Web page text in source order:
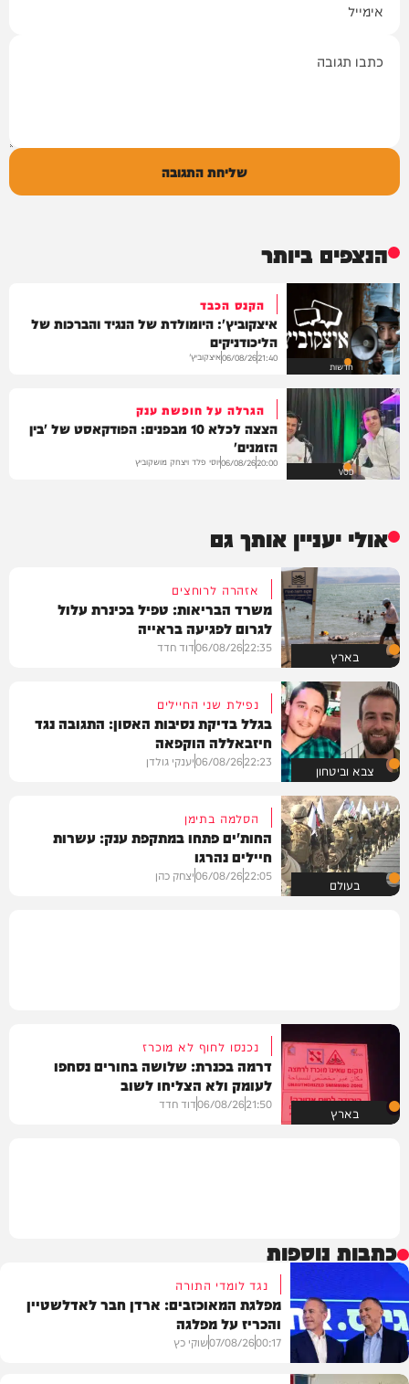
שליחת התגובה
הנצפים ביותר
חדשות
הקנס הכבד
איצקוביץ': היומולדת של הנגיד והברכות של
הליכודניקים
21:40
06/08/26איצקוביץ'
VOD
הגרלה על חופשת ענק
הצצה לכלא 10 מבפנים: הפודקאסט של 'בין
הזמנים'
20:00
06/08/26יוסי פלד ויצחק מושקוביץ
אולי יעניין אותך גם
בארץ
אזהרה לרוחצים
משרד הבריאות: טפיל בכינרת עלול
לגרום לפגיעה בראייה
22:35
06/08/26דוד חדד
צבא וביטחון
נפילת שני החיילים
בגלל בדיקת נסיבות האסון: התגובה נגד
חיזבאללה הוקפאה
22:23
06/08/26יענקי גולדן
בעולם
הסלמה בתימן
החות'ים פתחו במתקפת ענק: עשרות
חיילים נהרגו
22:05
06/08/26יצחק כהן
בארץ
נכנסו לחוף לא מוכרז
דרמה בכנרת: שלושה בחורים נסחפו
לעומק ולא הצליחו לשוב
21:50
06/08/26דוד חדד
כתבות נוספות
נגד לומדי התורה
מפלגת המאוכזבים: ארדן חבר לאדלשטיין
והכריז על מפלגה
00:17
07/08/26שוקי כץ